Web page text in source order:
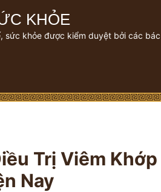
KHỎE
sức khỏe được kiểm duyệt bởi các
Trị Viêm
Nay